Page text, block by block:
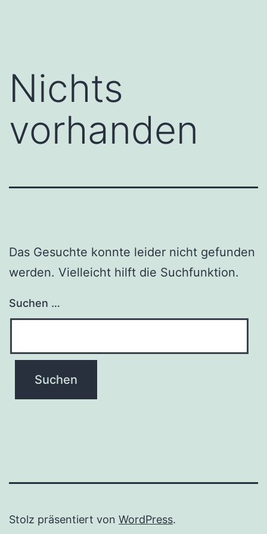
Nichts
vorhanden
Das Gesuchte konnte leider nicht gefunden
werden. Vielleicht hilft die Suchfunktion.
Suchen …
Stolz präsentiert von WordPress.